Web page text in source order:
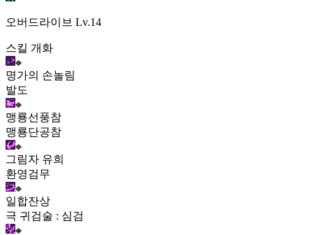
오버드라이브 Lv.14
스킬 개화
명가의 손놀림
발도
맹룡선풍참
맹룡단공참
그림자 유희
환영검무
일합잔상
극 귀검술 : 심검